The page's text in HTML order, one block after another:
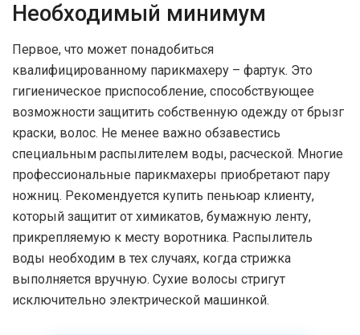
Необходимый минимум
Первое, что может понадобиться
квалифицированному парикмахеру – фартук. Это
гигиеническое приспособление, способствующее
возможности защитить собственную одежду от брызг
краски, волос. Не менее важно обзавестись
специальным распылителем воды, расческой. Многие
профессиональные парикмахеры приобретают пару
ножниц. Рекомендуется купить пеньюар клиенту,
который защитит от химикатов, бумажную ленту,
прикрепляемую к месту воротника. Распылитель
воды необходим в тех случаях, когда стрижка
выполняется вручную. Сухие волосы стригут
исключительно электрической машинкой.